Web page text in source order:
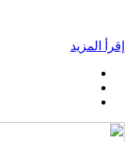
إقرأ المزيد